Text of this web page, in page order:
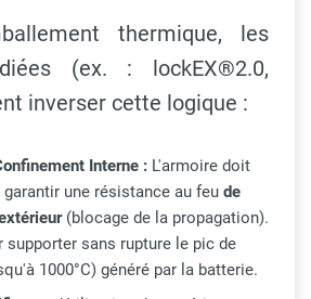
thermique, les
(ex. : lockEX®2.0,
inverser cette logique :
Interne : L'armoire doit
une résistance au feu de
(blocage de la propagation).
supporter sans rupture le pic de
1000°C) généré par la batterie.